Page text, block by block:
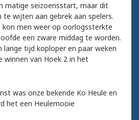
matige seizoensstart, maar dit
te wijten aan gebrek aan spelers.
men weer op oorlogssterkte
een zware middag te worden.
lange tijd koploper en paar weken
van Hoek 2 in het
was onze bekende Ko Heule en
het een Heulemooie